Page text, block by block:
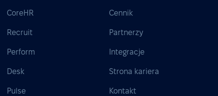
CoreHR
Recruit
Perform
Desk
Pulse
Cennik
Partnerzy
Integracje
Strona kariera
Kontakt